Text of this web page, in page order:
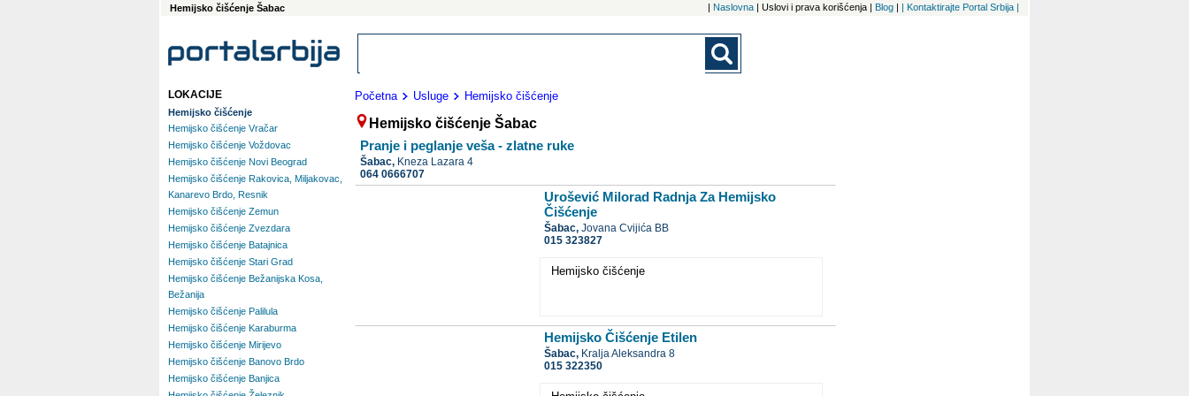
Hemijsko čišćenje Šabac | Naslovna | Uslovi i prava korišćenja | Blog | | Kontaktirajte Portal Srbija |
Početna Usluge Hemijsko čišćenje
Hemijsko čišćenje Šabac
Pranje i peglanje veša - zlatne ruke
Šabac, Kneza Lazara 4
064 0666707
Urošević Milorad Radnja Za Hemijsko
Čišćenje
Šabac,Jovana Cvijića BB
015 323827
Hemijsko čišćenje
Hemijsko Čišćenje Etilen
Šabac, Kralja Aleksandra 8
015 322350
LOKACIJE
Hemijsko čišćenje
Hemijsko čišćenje Vračar
Hemijsko čišćenje Voždovac
Hemijsko čišćenje Novi Beograd
Hemijsko čišćenje Rakovica, Miljakovac,
Kanarevo Brdo, Resnik
Hemijsko čišćenje Zemun
Hemijsko čišćenje Zvezdara
Hemijsko čišćenje Batajnica
Hemijsko čišćenje Stari Grad
Hemijsko čišćenje Bežanijska Kosa,
Bežanija
Hemijsko čišćenje Palilula
Hemijsko čišćenje Karaburma
Hemijsko čišćenje Mirijevo
Hemijsko čišćenje Banovo Brdo
Hemijsko čišćenje Banjica